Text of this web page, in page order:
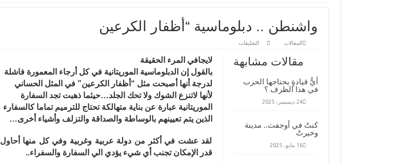
واشنطن .. دبلوماسية “أظفار الكرعين
المقالات التعليقات
دبلوماسية
الكرعين
مقالات مشابهة
أيُّ قيادةٍ يحتاجها الحزب
في هذا الظرف ؟
24 ديسمبر، 2025
كنتُ في أوجفت.. مدينة
وخيرتْ
16 مايو، 2025
لايجافي المرء الحقيقة
بالقول إن الدبلوماسية الموريتانية في كل أرجاء المعمورة فاشلة
لدرجة أنها أصبحت مثل “أظفار الكرعين” في المثل الحساني
لأنها لاتنزع الشوك ولا تحك الجلد…حيثما ذهبت تجد السفارة
الموريتانية عبارة عن بناية متهالكة تحتاج للترميم تماما كالسفارء
الذين يتم تعيينهم بالوساطة والصداقة والتزلف وأشياء أخرى…
لقد عشت في أكثر من دولة عربية وغربية وفي كل منها أحاول
قدر الإمكان تجنب أي شيء يؤدي الي السفارة والسفراء..